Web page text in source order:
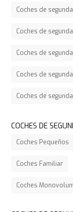
Coches de
Coches de
Coches de
Coches de
Coches de
COCHES DE
Coches Pequeños
Coches Familiar
Coches